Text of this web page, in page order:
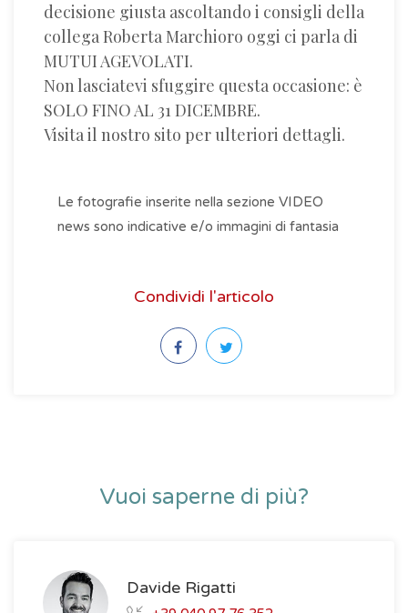
decisione giusta ascoltando i consigli della
collega Roberta Marchioro oggi ci parla di
MUTUI AGEVOLATI.
Non lasciatevi sfuggire questa occasione: è
SOLO FINO AL 31 DICEMBRE.
Visita il nostro sito per ulteriori dettagli.
Le fotografie inserite nella sezione VIDEO
news sono indicative e/o immagini di fantasia
Condividi l'articolo
Vuoi saperne di più?
Davide Rigatti